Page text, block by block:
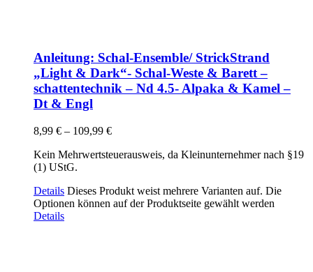
Anleitung: Schal-Ensemble/ StrickStrand
„Light & Dark“- Schal-Weste & Barett –
schattentechnik – Nd 4.5- Alpaka & Kamel –
Dt & Engl
8,99 € – 109,99 €
Kein Mehrwertsteuerausweis, da Kleinunternehmer nach §19
(1) UStG.
Details Dieses Produkt weist mehrere Varianten auf. Die
Optionen können auf der Produktseite gewählt werden
Details